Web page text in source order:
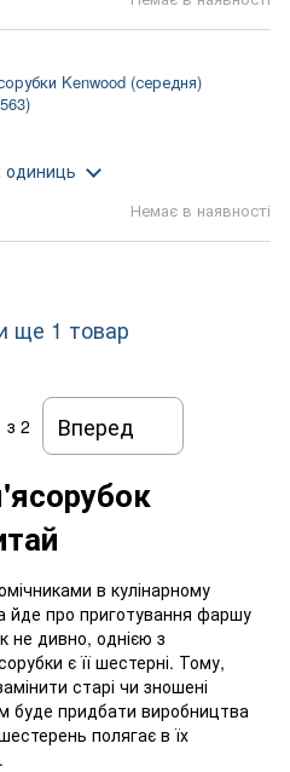
Kenwood (середня)
Немає в наявності
одиниць
ще 1 товар
з 2 Вперед
в кулінарному
йде про приготування фаршу
не дивно, однією з
є її шестерні. Тому,
старі чи зношені
буде придбати виробництва
полягає в їх